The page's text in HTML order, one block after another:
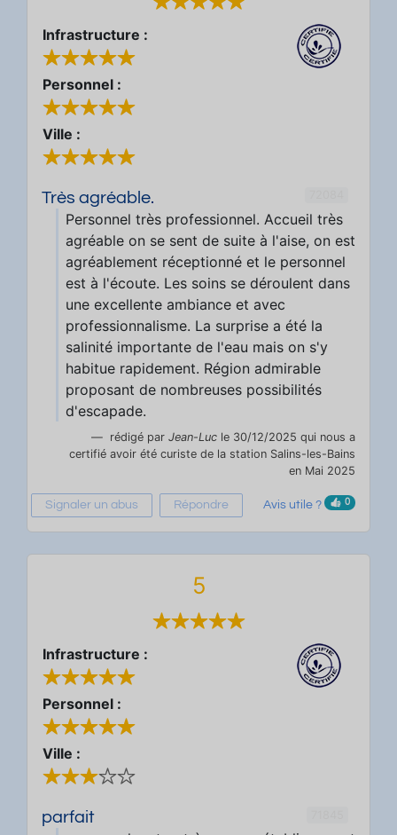
Infrastructure :
Personnel :
Ville :
Très agréable.
Personnel très professionnel. Accueil très
agréable on se sent de suite à l'aise, on est
agréablement réceptionné et le personnel
est à l'écoute. Les soins se déroulent dans
une excellente ambiance et avec
professionnalisme. La surprise a été la
salinité importante de l'eau mais on s'y
habitue rapidement. Région admirable
proposant de nombreuses possibilités
d'escapade.
rédigé par Jean-Luc le 30/12/2025 qui nous a
certifié avoir été curiste de la station Salins-les-Bains
en Mai 2025
Signaler un abus Répondre Avis utile ? 0
5
Infrastructure :
Personnel :
Ville :
parfait